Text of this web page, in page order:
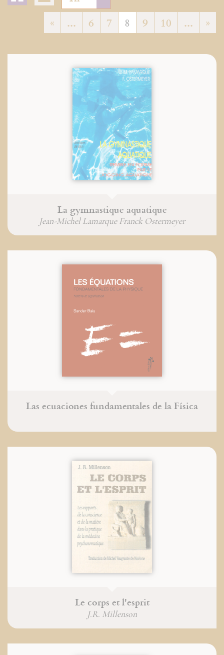
« ... 6 7 8 9 10 ... »
La gymnastique aquatique
Jean-Michel Lamarque Franck Ostermeyer
Las ecuaciones fundamentales de la Física
Le corps et l'esprit
J.R. Millenson